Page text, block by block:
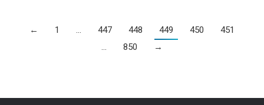
← 1 … 447 448 449 450
451
…
850 →